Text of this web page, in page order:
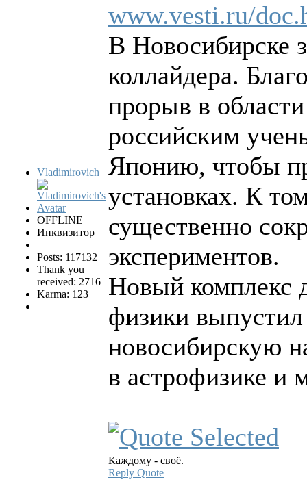
Vladimirovich
OFFLINE
Инквизитор
Posts: 117132
Thank you
received: 2716
Karma: 123
www.vesti.ru/
В Новосибирске
коллайдера.
прорыв в
российским
Японию, чтобы
установках. К
существенно
экспериментов.
Новый комплекс
физики
новосибирскую
в астрофизике и
Каждому - своё.
Reply Quote